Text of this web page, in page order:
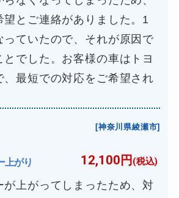
望とご連絡がありました。1
っていたので、それが原因で
とでした。お客様の車はトヨ
最短での対応をご希望され
[神奈川県綾瀬市]
上がり 12,100円 (税込)
が上がってしまったため、対